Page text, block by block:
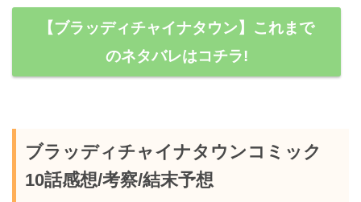
【ブラッディチャイナタウン】これまで
のネタバレはコチラ!
ブラッディチャイナタウンコミック
10話感想/考察/結末予想